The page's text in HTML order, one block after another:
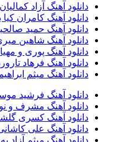
آرش AP و مسیح
29
آرش آج1
آرش آرام1
آرش ای پی2
آرش تشکری1
آرش جلالی و آقا فرا1
آرش حسینی1
آرش خان احمدی
آرش داوری1
آرش رادان1
آرش رستمى1
آرش شعبانی2
دانلود آهنگ آزاد
دانلود آهنگ کامران کیا
دانلود آهنگ حمید
دانلود آهنگ شاهین
دانلود آهنگ پوری و
دانلود آهنگ فرهاد
دانلود آهنگ میثم
دانلود آهنگ فرشید
دانلود آهنگ مشرف و
دانلود آهنگ کسری
دانلود آهنگ علی
دانلود آهنگ میثم آزاد